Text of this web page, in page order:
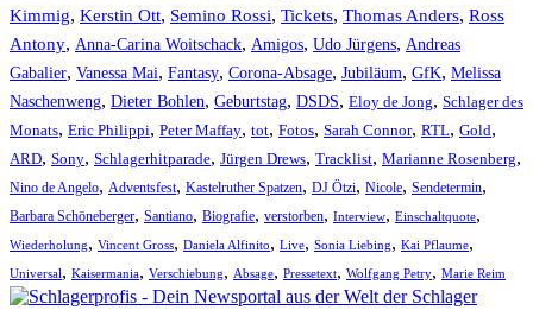
Kimmig, Kerstin Ott, Semino Rossi, Tickets, Thomas Anders, Ross
Antony, Anna-Carina Woitschack, Amigos, Udo Jürgens, Andreas
Gabalier, Vanessa Mai, Fantasy, Corona-Absage, Jubiläum, GfK, Melissa
Naschenweng, Dieter Bohlen, Geburtstag, DSDS, Eloy de Jong, Schlager des
Monats, Eric Philippi, Peter Maffay, tot, Fotos, Sarah Connor, RTL, Gold,
ARD, Sony, Schlagerhitparade, Jürgen Drews, Tracklist, Marianne Rosenberg,
Nino de Angelo, Adventsfest, Kastelruther Spatzen, DJ Ötzi, Nicole, Sendetermin,
Barbara Schöneberger, Santiano, Biografie, verstorben, Interview, Einschaltquote,
Wiederholung, Vincent Gross, Daniela Alfinito, Live, Sonia Liebing, Kai Pflaume,
Universal, Kaisermania, Verschiebung, Absage, Pressetext, Wolfgang Petry, Marie Reim